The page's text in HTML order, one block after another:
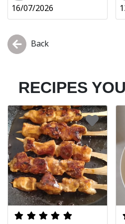
16/07/2026
Back
RECIPES